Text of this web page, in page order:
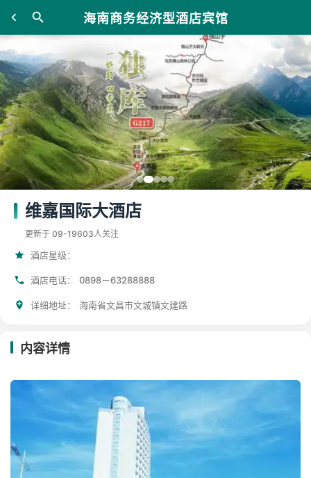
海南商务经济型酒店宾馆
维嘉国际大酒店
更新于 09-19603人关注
酒店星级：
酒店电话： 0898－63288888
详细地址： 海南省文昌市文城镇文建路
内容详情